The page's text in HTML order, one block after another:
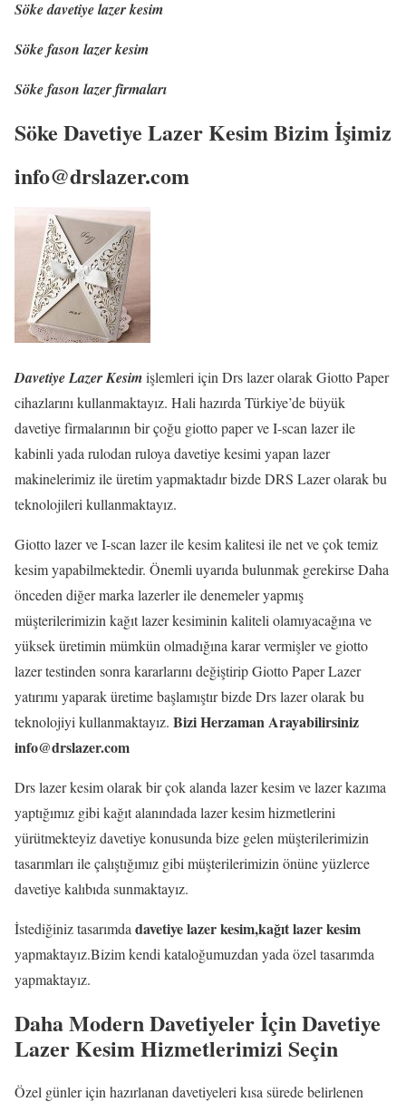
Söke davetiye lazer kesim
Söke fason lazer kesim
Söke fason lazer firmaları
Söke Davetiye Lazer Kesim Bizim İşimiz
info@drslazer.com
Davetiye Lazer Kesimişlemleri için Drs lazer olarak Giotto Paper
cihazlarını kullanmaktayız. Hali hazırda Türkiye’de büyük
davetiye firmalarının bir çoğu giotto paper ve I-scan lazer ile
kabinli yada rulodan ruloya davetiye kesimi yapan lazer
makinelerimiz ile üretim yapmaktadır bizde DRS Lazer olarak bu
teknolojileri kullanmaktayız.
Giotto lazer ve I-scan lazer ile kesim kalitesi ile net ve çok temiz
kesim yapabilmektedir. Önemli uyarıda bulunmak gerekirse Daha
önceden diğer marka lazerler ile denemeler yapmış
müşterilerimizin kağıt lazer kesiminin kaliteli olamıyacağına ve
yüksek üretimin mümkün olmadığına karar vermişler ve giotto
lazer testinden sonra kararlarını değiştirip Giotto Paper Lazer
yatırımı yaparak üretime başlamıştır bizde Drs lazer olarak bu
teknolojiyi kullanmaktayız. Bizi Herzaman Arayabilirsiniz
info@drslazer.com
Drs lazer kesim olarak bir çok alanda lazer kesim ve lazer kazıma
yaptığımız gibi kağıt alanındada lazer kesim hizmetlerini
yürütmekteyiz davetiye konusunda bize gelen müşterilerimizin
tasarımları ile çalıştığımız gibi müşterilerimizin önüne yüzlerce
davetiye kalıbıda sunmaktayız.
İstediğiniz tasarımda davetiye lazer kesim,kağıt lazer kesim
yapmaktayız.Bizim kendi kataloğumuzdan yada özel tasarımda
yapmaktayız.
Daha Modern Davetiyeler İçin Davetiye
Lazer Kesim Hizmetlerimizi Seçin
Özel günler için hazırlanan davetiyeleri kısa sürede belirlenen